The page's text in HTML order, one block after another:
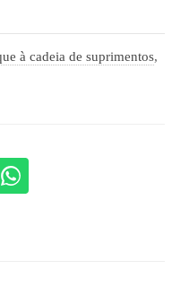
à cadeia de suprimentos,